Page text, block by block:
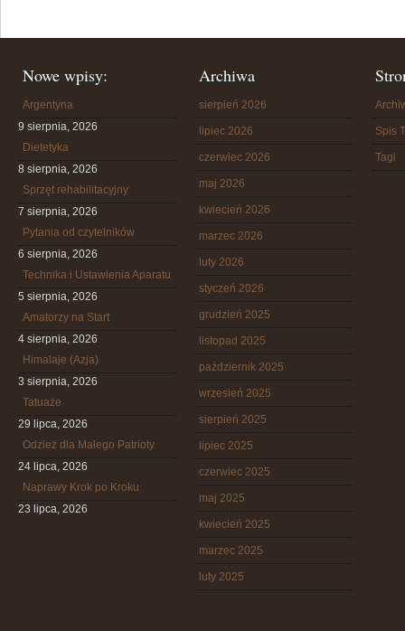
Nowe wpisy:
Argentyna
9 sierpnia, 2026
Dietetyka
8 sierpnia, 2026
Sprzęt rehabilitacyjny
7 sierpnia, 2026
Pytania od czytelników
6 sierpnia, 2026
Technika i Ustawienia Aparatu
5 sierpnia, 2026
Amatorzy na Start
4 sierpnia, 2026
Himalaje (Azja)
3 sierpnia, 2026
Tatuaże
29 lipca, 2026
Odzież dla Małego Patrioty
24 lipca, 2026
Naprawy Krok po Kroku
23 lipca, 2026
Archiwa
sierpień 2026
lipiec 2026
czerwiec 2026
maj 2026
kwiecień 2026
marzec 2026
luty 2026
styczeń 2026
grudzień 2025
listopad 2025
październik 2025
wrzesień 2025
sierpień 2025
lipiec 2025
czerwiec 2025
maj 2025
kwiecień 2025
marzec 2025
luty 2025
Spis
Tagi